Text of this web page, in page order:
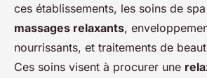
ces établissements, les soins de
massages relaxants,
nourrissants, et traitements de
Ces soins visent à procurer une